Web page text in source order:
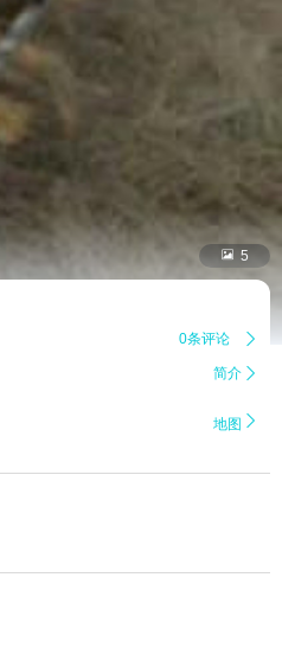
 5
0条评论 
简介 
地图 